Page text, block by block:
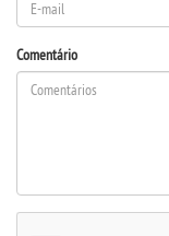
DISCENTE
Comentário